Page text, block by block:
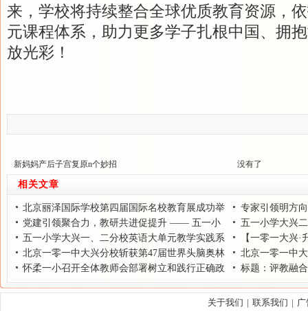
来，学校将持续整合全球优质教育资源，
元课程体系，助力更多学子扎根中国、拥
放光彩！
新妈妈产后子宫复原n个妙招 没有了
相关文章
北京丽泽国际学校第四届国际名校教育展成功举
办
专家引领明方
学怀柔分校开展
党建引领聚合力，教研共进促提升 —— 五一小
学教育集团手拉手系列活动
五一小学大兴
五一小学大兴一、二分校英语大单元教学实践系
列活动（一）顺利开展
【一零一大兴
来
北京一零一中大兴分校斩获第47届世界头脑奥林
匹克全国三等奖
北京一零一中
采，健康第一向
怀柔一小召开全体教师会部署树立和践行正确政
绩观学习教育活动
标题：评教融
一小学怀柔分校数
关于我们 | 联系我们 | 广